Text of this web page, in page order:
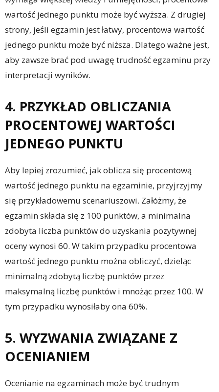
wartość jednego punktu może być wyższa. Z drugiej
strony, jeśli egzamin jest łatwy, procentowa wartość
jednego punktu może być niższa. Dlatego ważne jest,
aby zawsze brać pod uwagę trudność egzaminu przy
interpretacji wyników.
4. PRZYKŁAD OBLICZANIA
PROCENTOWEJ WARTOŚCI
JEDNEGO PUNKTU
Aby lepiej zrozumieć, jak oblicza się procentową
wartość jednego punktu na egzaminie, przyjrzyjmy
się przykładowemu scenariuszowi. Załóżmy, że
egzamin składa się z 100 punktów, a minimalna
zdobyta liczba punktów do uzyskania pozytywnej
oceny wynosi 60. W takim przypadku procentowa
wartość jednego punktu można obliczyć, dzieląc
minimalną zdobytą liczbę punktów przez
maksymalną liczbę punktów i mnożąc przez 100. W
tym przypadku wynosiłaby ona 60%.
5. WYZWANIA ZWIĄZANE Z
OCENIANIEM
Ocenianie na egzaminach może być trudnym